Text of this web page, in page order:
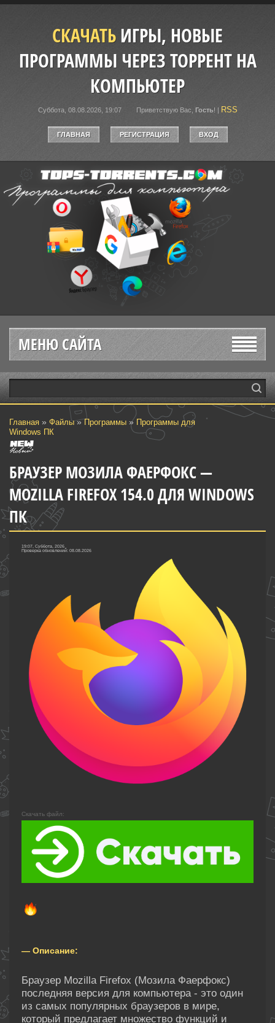
СКАЧАТЬИГРЫ, НОВЫЕ
ПРОГРАММЫ ЧЕРЕЗ ТОРРЕНТ НА
КОМПЬЮТЕР
Суббота, 08.08.2026, 19:07 Приветствую Вас Гость! | RSS
ГЛАВНАЯ РЕГИСТРАЦИЯ ВХОД
МЕНЮ САЙТА
Главная » Файлы»Программы » Программы для
Windows ПК
БРАУЗЕР МОЗИЛА ФАЕРФОКС —
MOZILLA FIREFOX 154.0 ДЛЯ WINDOWS
ПК
19:07, Суббота, 2026
Проверка обновлений: 08.08.2026
Скачать файл:
— Описание:
Браузер Mozilla Firefox (Мозила Фаерфокс)
последняя версия для компьютера - это один
из самых популярных браузеров в мире,
который предлагает множество функций и